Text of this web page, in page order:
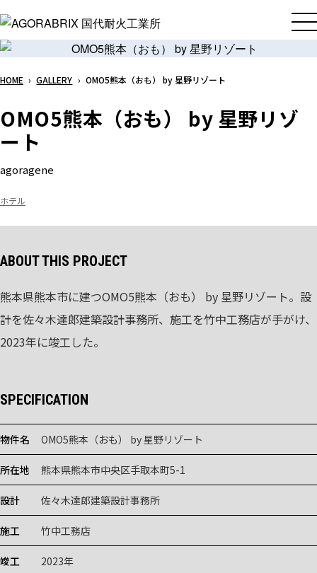
メ
イ
ン
ン
テ
ン
ツ
ス
キ
HOME › GALLERY › OMO5熊本（おも） by 星野リゾート
OMO5熊本（おも） by 星野リゾ
ート
agoragene
ホテル
ABOUT THIS PROJECT
熊本県熊本市に建つOMO5熊本（おも） by 星野リゾート。設
計を佐々木達郎建築設計事務所、施工を竹中工務店が手がけ、
2023年に竣工した。
SPECIFICATION
物件名 OMO5熊本（おも） by 星野リゾート
所在地 熊本県熊本市中央区手取本町5-1
設計 佐々木達郎建築設計事務所
施工 竹中工務店
竣工 2023年